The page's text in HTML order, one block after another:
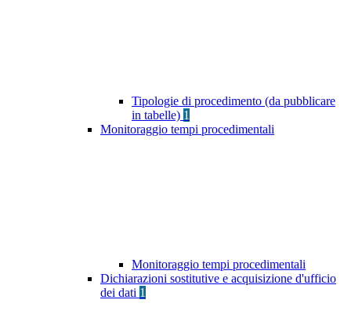
Tipologie di procedimento (da pubblicare
in tabelle) 1
Monitoraggio tempi procedimentali
Monitoraggio tempi procedimentali
Dichiarazioni sostitutive e acquisizione d'ufficio
dei dati 1